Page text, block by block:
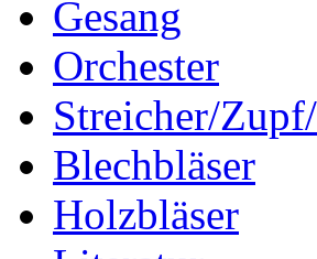
Gesang
Orchester
Streicher/
Blechbläser
Holzbläser